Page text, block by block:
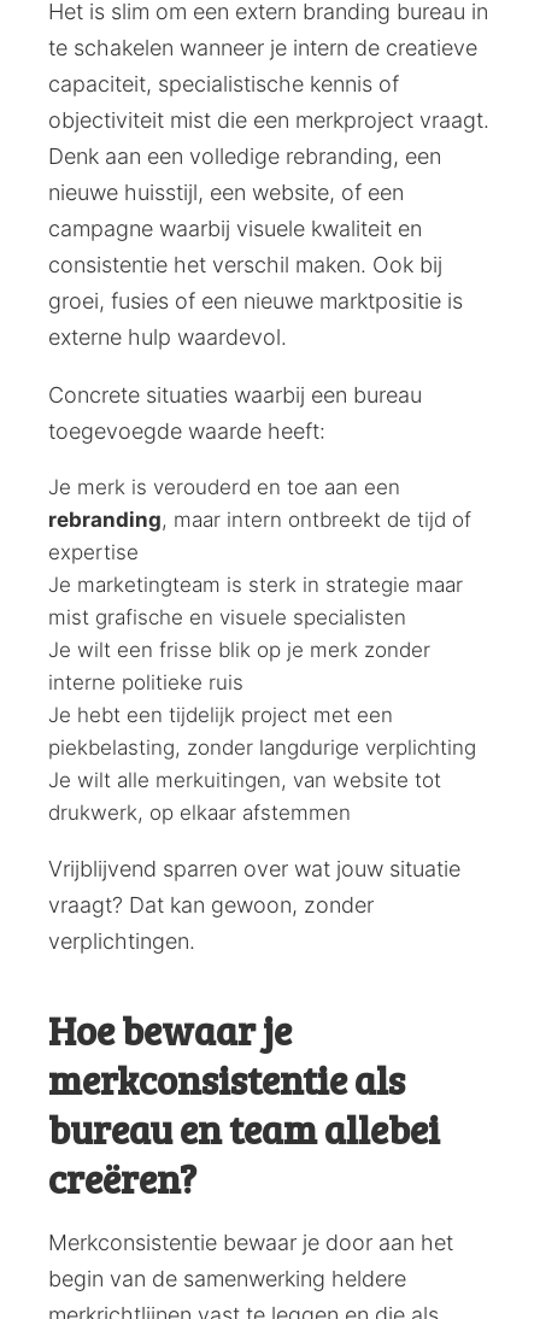
Het is slim om een extern branding bureau in
te schakelen wanneer je intern de creatieve
capaciteit, specialistische kennis of
objectiviteit mist die een merkproject vraagt.
Denk aan een volledige rebranding, een
nieuwe huisstijl, een website, of een
campagne waarbij visuele kwaliteit en
consistentie het verschil maken. Ook bij
groei, fusies of een nieuwe marktpositie is
externe hulp waardevol.
Concrete situaties waarbij een bureau
toegevoegde waarde heeft:
Je merk is verouderd en toe aan een
rebranding, maar intern ontbreekt de tijd of
expertise
Je marketingteam is sterk in strategie maar
mist grafische en visuele specialisten
Je wilt een frisse blik op je merk zonder
interne politieke ruis
Je hebt een tijdelijk project met een
piekbelasting, zonder langdurige verplichting
Je wilt alle merkuitingen, van website tot
drukwerk, op elkaar afstemmen
Vrijblijvend sparren over wat jouw situatie
vraagt? Dat kan gewoon, zonder
verplichtingen.
Hoe bewaar je
merkconsistentie als
bureau en team allebei
creëren?
Merkconsistentie bewaar je door aan het
begin van de samenwerking heldere